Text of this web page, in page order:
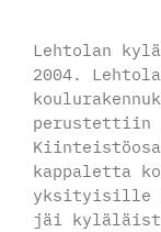
Lehtolan
2004.
perustettiin
kappaletta
yksityisille
jäi